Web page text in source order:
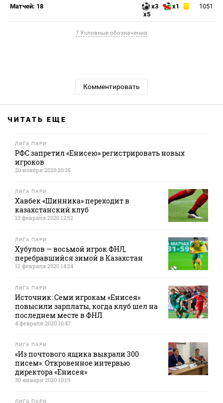
Матчей: 18 x3
x1
x5
1051
? Условные обозначения
Комментировать
ЧИТАТЬ ЕЩЕ
ЛИГА ПАРИ
РФС запретил «Енисею» регистрировать новых
игроков
20 ноября 2020 20:35
ЛИГА ПАРИ
Хавбек «Шинника» переходит в
казахстанский клуб
13 февраля 2020 12:52
ЛИГА ПАРИ
Хубулов — восьмой игрок ФНЛ,
перебравшийся зимой в Казахстан
12 февраля 2020 14:24
ЛИГА ПАРИ
Источник: Семи игрокам «Енисея»
повысили зарплаты, когда клуб шел на
последнем месте в ФНЛ
4 февраля 2020 10:47
ЛИГА ПАРИ
«Из почтового ящика выкрали 300
писем». Откровенное интервью
директора «Енисея»
30 января 2020 10:19
ЛИГА ПАРИ